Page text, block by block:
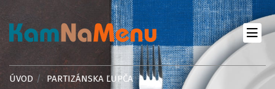
ÚVOD PARTIZÁNSKA ĽUPČA